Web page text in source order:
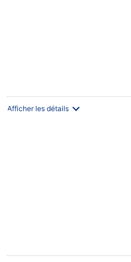
Afficher les détails